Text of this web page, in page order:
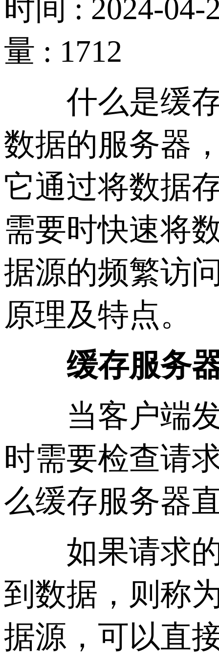
时间 : 2024-04-
量 : 1712
什么是缓存
数据的服务器
它通过将数据
需要时快速将
据源的频繁访
原理及特点。
缓存服务器
当客户端发
时需要检查请
么缓存服务器
如果请求的
到数据，则称
据源，可以直